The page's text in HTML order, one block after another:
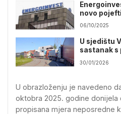
novo
06/10/2025
U sjedištu
sastanak s
30/01/2026
U obrazloženju je navedeno
oktobra 2025. godine donijela
propisana mjera neposredne